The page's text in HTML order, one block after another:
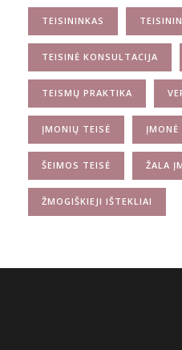
TEISININKAS
TEISINĖ KONSULTACIJA
TEISMŲ PRAKTIKA
ĮMONIŲ TEISĖ ĮMONĖ
ŠEIMOS TEISĖ ŽALA
ŽMOGIŠKIEJI IŠTEKLIAI